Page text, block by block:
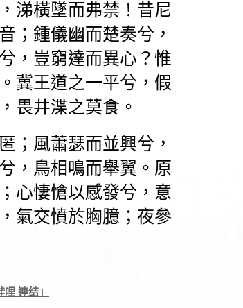
涕橫墜而弗禁！ 昔尼
；鍾儀幽而楚奏兮，
，豈窮達而異心？惟
冀王道之一平兮，假
畏井渫之莫食。
；風蕭瑟而並興兮，
，鳥相鳴而舉翼。原
心悽愴以感發兮，意
氣交憤於胸臆；夜參
連结」